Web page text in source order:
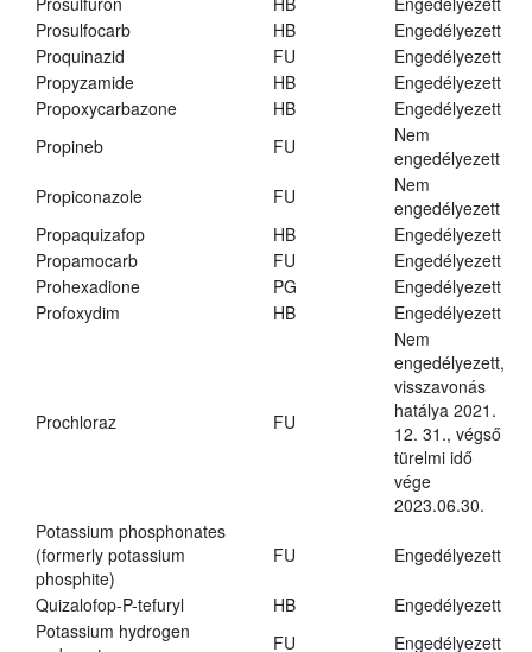
Prosulfocarb
HB
Engedélyezett
Proquinazid
FU
Engedélyezett
Propyzamide
HB
Engedélyezett
Propoxycarbazone
HB
Engedélyezett
Propineb
FU
Nem
engedélyezett
Propiconazole
FU
Nem
engedélyezett
Propaquizafop
HB
Engedélyezett
Propamocarb
FU
Engedélyezett
Prohexadione
PG
Engedélyezett
Profoxydim
HB Engedélyezett
Prochloraz FU
Nem
engedélyezett,
visszavonás
hatálya 2021.
12. 31., végső
türelmi idő
vége
2023.06.30.
Potassium phosphonates
(formerly potassium
phosphite)
FU Engedélyezett
Quizalofop-P-tefuryl HB
Engedélyezett
Potassium hydrogen
FU Engedélyezett